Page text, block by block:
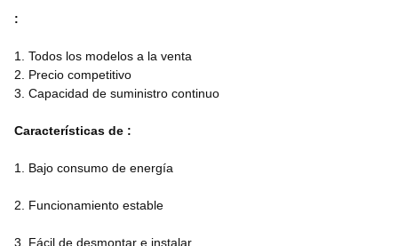
:
1. Todos los modelos a la venta
2. Precio competitivo
3. Capacidad de suministro continuo
Características de :
1. Bajo consumo de energía
2. Funcionamiento estable
3. Fácil de desmontar e instalar